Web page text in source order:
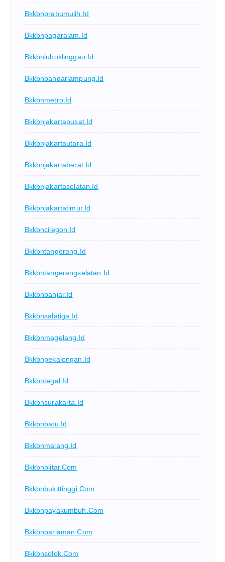
Bkkbnprabumulih.id
Bkkbnpagaralam.id
Bkkbnlubuklinggau.id
Bkkbnbandarlampung.id
Bkkbnmetro.id
Bkkbnjakartapusat.id
Bkkbnjakartautara.id
Bkkbnjakartabarat.id
Bkkbnjakartaselatan.id
Bkkbnjakartatimur.id
Bkkbncilegon.id
Bkkbntangerang.id
Bkkbntangerangselatan.id
Bkkbnbanjar.id
Bkkbnsalatiga.id
Bkkbnmagelang.id
Bkkbnpekalongan.id
Bkkbntegal.id
Bkkbnsurakarta.id
Bkkbnbatu.id
Bkkbnmalang.id
Bkkbnblitar.com
Bkkbnbukittinggi.com
Bkkbnpayakumbuh.com
Bkkbnpariaman.com
Bkkbnsolok.com